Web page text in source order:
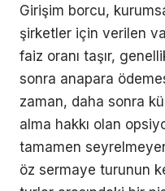
Girişim borcu,
şirketler için verilen
faiz oranı taşır,
sonra anapara
zaman, daha sonra
alma hakkı olan
tamamen
öz sermaye turunun